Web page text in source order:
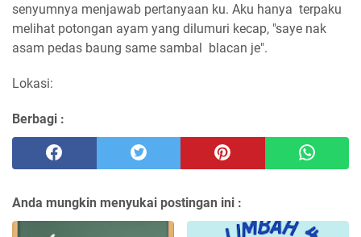
senyumnya menjawab pertanyaan ku. Aku hanya terpaku
melihat potongan ayam yang dilumuri kecap, "saye nak
asam pedas baung same sambal blacan je".
Lokasi:
Berbagi :
Anda mungkin menyukai postingan ini :